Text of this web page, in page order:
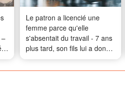
à
Le patron a licencié une
femme parce qu'elle
s'absentait du travail - 7 ans
plus tard, son fils lui a donné
une leçon